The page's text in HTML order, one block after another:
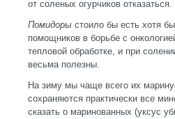
от соленых огурчиков отказаться.
Помидоры стоило бы есть хотя
помощников в борьбе с
тепловой обработке, и при
весьма полезны.
На зиму мы чаще всего их
сохраняются практически все
сказать о маринованных (уксус